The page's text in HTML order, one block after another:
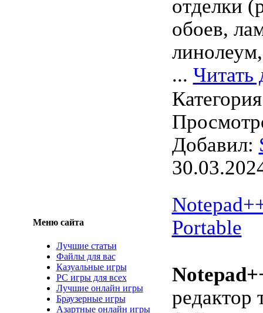
Меню сайта
Лучшие статьи
Файлы для вас
Казуальные игры
PC игры для всех
Лучшие онлайн игры
Браузерные игры
Азартные онлайн игры
отделки
обоев,
... Читать
Добавил:
Portable
редактор